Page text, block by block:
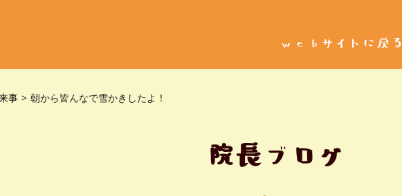
webサイトに戻る
事 朝から皆んなで雪かきしたよ！
院長ブログ